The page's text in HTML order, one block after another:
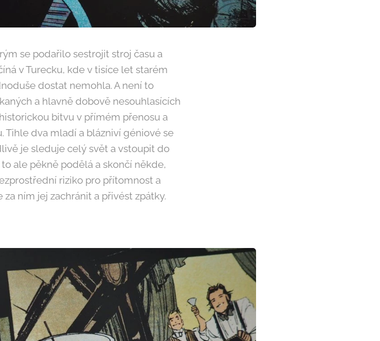
se podařilo sestrojit stroj času a
v Turecku, kde v tisíce let starém
dostat nemohla. A není to
a hlavně dobově nesouhlasících
bitvu v přímém přenosu a
Tihle dva mladí a blázniví géniové se
je sleduje celý svět a vstoupit do
ale pěkně podělá a skončí někde,
riziko pro přítomnost a
ním jej zachránit a přivést zpátky.